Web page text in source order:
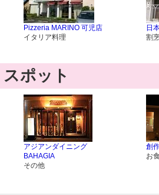
Pizzeria MARINO 可児店
イタリア料理
日
割
ポット
アジアンダイニング
BAHAGIA
その他
創
お